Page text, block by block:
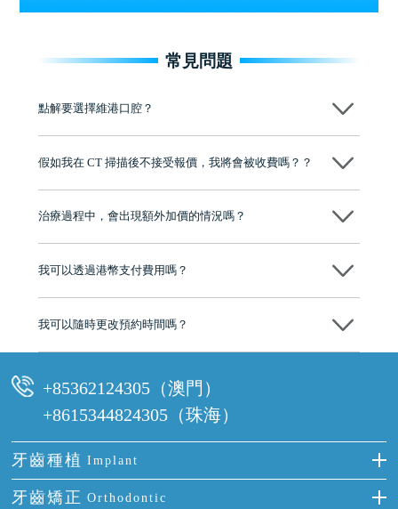
常見問題
點解要選擇維港口腔？
牌」、「2025香港企業領袖品牌」，是諾貝爾種植系統全球放心植牙中
至今已服務超過三十個國家和地區的顧客，受到粵港澳大灣區及周邊城
市市民極高的口碑評價及信任推薦 珠海、深圳設有八大分院，香港亦設
有咨詢及服務保障中心，有任何問題都可以隨時預約免費咨詢，讓人十
假如我在 CT 掃描後不接受報價，我將會被收費嗎？？
治療過程中，會出現額外加價的情況嗎？
不會，治療前我們會詳細說明治療方案及對應的價錢，顧客同意並簽字
我可以透過港幣支付費用嗎？
我可以隨時更改預約時間嗎？
+85362124305（澳門）
+8615344824305（珠海）
牙齒種植 Implant
種牙
牙齒矯正 Orthodontic